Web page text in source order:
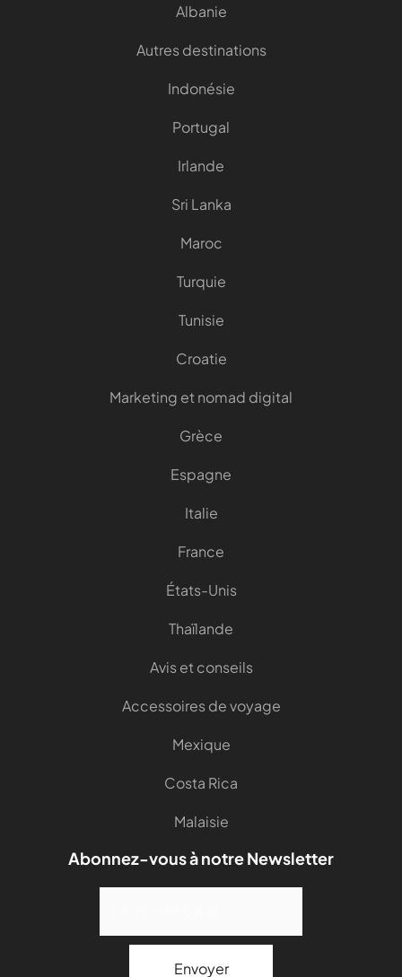
Albanie
Autres destinations
Indonésie
Portugal
Irlande
Sri Lanka
Maroc
Turquie
Tunisie
Croatie
Marketing et nomad digital
Grèce
Espagne
Italie
France
États-Unis
Thaïlande
Avis et conseils
Accessoires de voyage
Mexique
Costa Rica
Malaisie
Abonnez-vous à notre Newsletter